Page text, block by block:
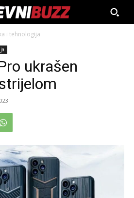
i tehnologija
ukrašen